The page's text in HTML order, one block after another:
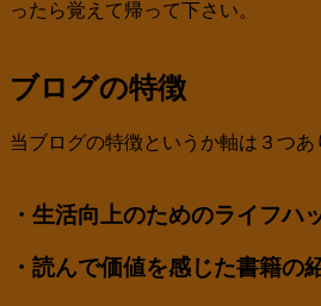
ったら覚えて帰って下さい。
ブログの特徴
当ブログの特徴というか軸は３つあ
・生活向上のためのライフハ
・読んで価値を感じた書籍の